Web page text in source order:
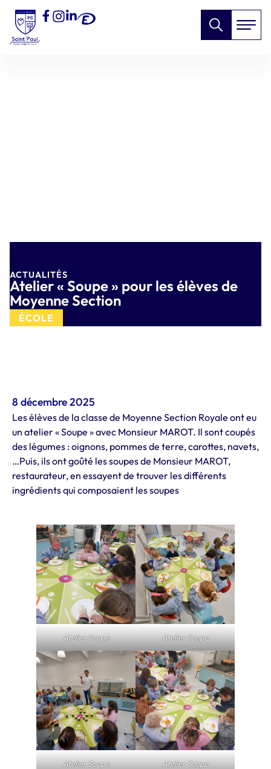
ACTUALITÉS
Atelier « Soupe » pour les élèves de
Moyenne Section
ÉCOLE
8 décembre 2025
Les élèves de la classe de Moyenne Section Royale ont eu
un atelier « Soupe » avec Monsieur MAROT. Il sont coupés
des légumes : oignons, pommes de terre, carottes, navets,
…Puis, ils ont goûté les soupes de Monsieur MAROT,
restaurateur, en essayent de trouver les différents
ingrédients qui composaient les soupes
Atelier Soupe Atelier Soupe
Atelier Soupe Atelier Soupe